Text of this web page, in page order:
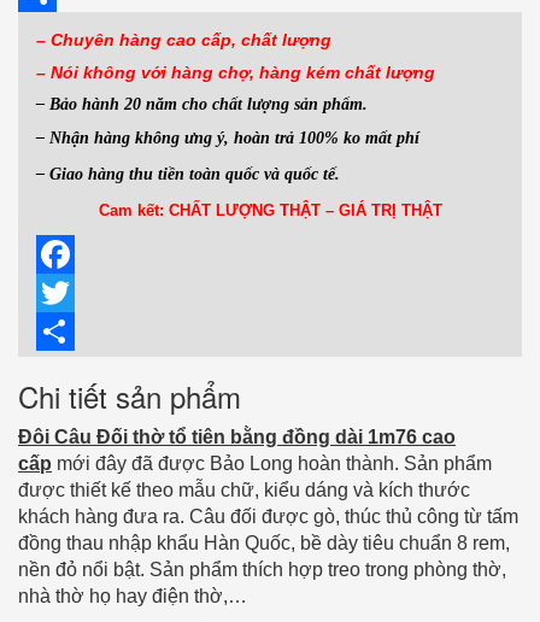
Share
– Chuyên hàng cao cấp, chất lượng
– Nói không với hàng chợ, hàng kém chất lượng
– Bảo hành 20 năm cho chất lượng sản phẩm.
– Nhận hàng không ưng ý, hoàn trả 100% ko mất phí
– Giao hàng thu tiền toàn quốc và quốc tế.
Cam kết: CHẤT LƯỢNG THẬT – GIÁ TRỊ THẬT
Facebook
Twitter
Chi tiết sản phẩm
Đôi Câu Đối thờ tổ tiên bằng đồng dài 1m76 cao
cấp mới đây đã được Bảo Long hoàn thành. Sản phẩm
được thiết kế theo mẫu chữ, kiểu dáng và kích thước
khách hàng đưa ra. Câu đối được gò, thúc thủ công từ tấm
đồng thau nhập khẩu Hàn Quốc, bề dày tiêu chuẩn 8 rem,
nền đỏ nổi bật. Sản phẩm thích hợp treo trong phòng thờ,
nhà thờ họ hay điện thờ,…